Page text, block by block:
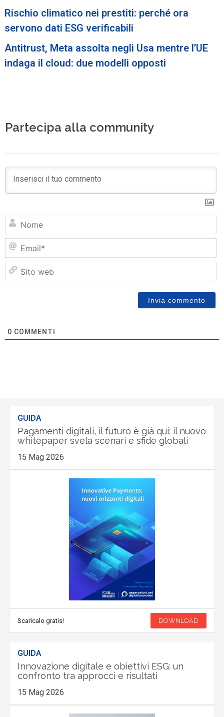
Rischio climatico nei prestiti: perché ora
servono dati ESG verificabili
Antitrust, Meta assolta negli Usa mentre l’UE
indaga il cloud: due modelli opposti
Partecipa alla community
0 COMMENTI
GUIDA
Pagamenti digitali, il futuro è già qui: il nuovo
whitepaper svela scenari e sfide globali
15 Mag 2026
Scaricalo gratis! DOWNLOAD
GUIDA
Innovazione digitale e obiettivi ESG: un
confronto tra approcci e risultati
15 Mag 2026